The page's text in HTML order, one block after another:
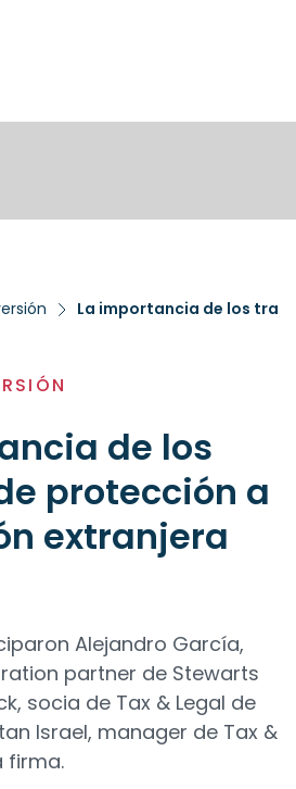
La importancia de los
de los
protección a
extranjera
Alejandro García,
partner de Stewarts
socia de Tax & Legal de
Israel, manager de Tax &
firma.